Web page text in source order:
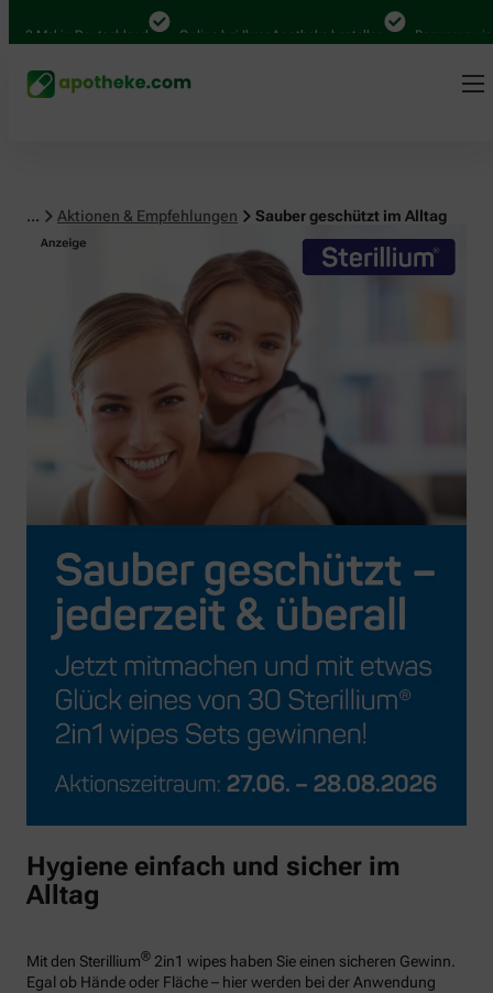
in Deutschland Online bei Ihrer Apotheke bestellen Bequem
... Aktionen & Empfehlungen Sauber geschützt im Alltag
Hygiene einfach und sicher im
Alltag
Mit den Sterillium® 2in1 wipes haben Sie einen sicheren Gewinn.
Egal ob Hände oder Fläche – hier werden bei der Anwendung